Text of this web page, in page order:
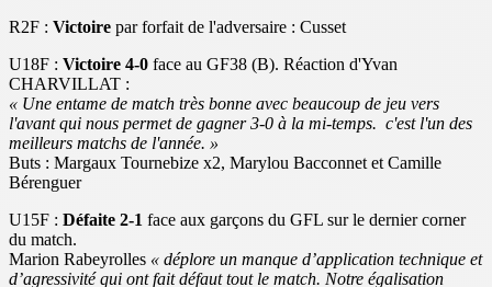
R2F : Victoire par forfait de l'adversaire : Cusset
U18F : Victoire 4-0 face au GF38 (B). Réaction d'Yvan
CHARVILLAT :
« Une entame de match très bonne avec beaucoup de jeu vers
l'avant qui nous permet de gagner 3-0 à la mi-temps. c'est l'un des
meilleurs matchs de l'année. »
Buts : Margaux Tournebize x2, Marylou Bacconnet et Camille
Bérenguer
U15F : Défaite 2-1 face aux garçons du GFL sur le dernier corner
du match.
Marion Rabeyrolles « déplore un manque d’application technique et
d’agressivité qui ont fait défaut tout le match. Notre égalisation